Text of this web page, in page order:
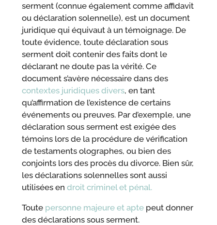
serment (connue également comme affidavit
ou déclaration solennelle), est un document
juridique qui équivaut à un témoignage. De
toute évidence, toute déclaration sous
serment doit contenir des faits dont le
déclarant ne doute pas la vérité. Ce
document s’avère nécessaire dans des
contextes juridiques divers, en tant
qu’affirmation de l’existence de certains
événements ou preuves. Par d’exemple, une
déclaration sous serment est exigée des
témoins lors de la procédure de vérification
de testaments olographes, ou bien des
conjoints lors des procès du divorce. Bien sûr,
les déclarations solennelles sont aussi
utilisées en droit criminel et pénal.
Toute personne majeure et aptepeut donner
des déclarations sous serment.